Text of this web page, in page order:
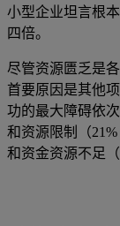
小型企业坦言根
四倍。
尽管资源匮乏是
首要原因是其他
功的最大障碍依
和资源限制（
和资金资源不足